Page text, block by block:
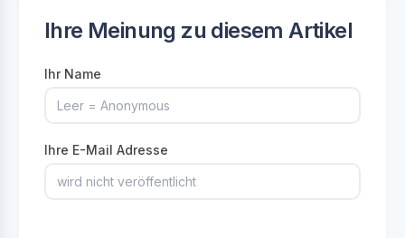
Ihre Meinung zu diesem Artikel
Ihr Name
Ihre E-Mail Adresse